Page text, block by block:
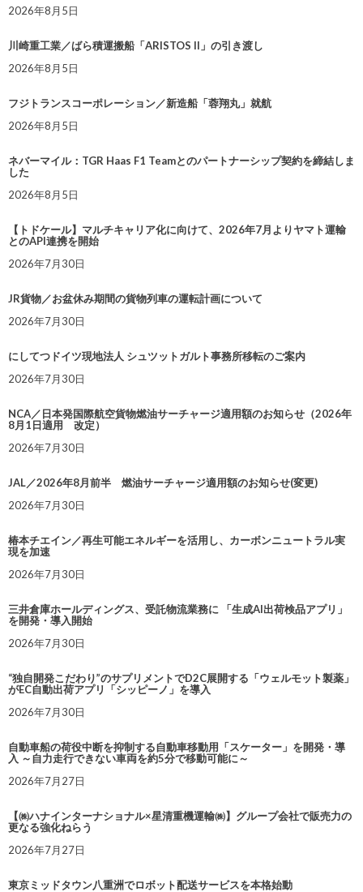
2026年8月5日
川崎重工業／ばら積運搬船「ARISTOS II」の引き渡し
2026年8月5日
フジトランスコーポレーション／新造船「蓉翔丸」就航
2026年8月5日
ネバーマイル：TGR Haas F1 Teamとのパートナーシップ契約を締結しま
した
2026年8月5日
【トドケール】マルチキャリア化に向けて、2026年7月よりヤマト運輸
とのAPI連携を開始
2026年7月30日
JR貨物／お盆休み期間の貨物列車の運転計画について
2026年7月30日
にしてつドイツ現地法人 シュツットガルト事務所移転のご案内
2026年7月30日
NCA／日本発国際航空貨物燃油サーチャージ適用額のお知らせ（2026年
8月1日適用 改定）
2026年7月30日
JAL／2026年8月前半 燃油サーチャージ適用額のお知らせ(変更)
2026年7月30日
椿本チエイン／再生可能エネルギーを活用し、カーボンニュートラル実
現を加速
2026年7月30日
三井倉庫ホールディングス、受託物流業務に 「生成AI出荷検品アプリ」
を開発・導入開始
2026年7月30日
“独自開発こだわり”のサプリメントでD2C展開する「ウェルモット製薬」
がEC自動出荷アプリ「シッピーノ」を導入
2026年7月30日
自動車船の荷役中断を抑制する自動車移動用「スケーター」を開発・導
入 ～自力走行できない車両を約5分で移動可能に～
2026年7月27日
【㈱ハナインターナショナル×星清重機運輸㈱】グループ会社で販売力の
更なる強化ねらう
2026年7月27日
東京ミッドタウン八重洲でロボット配送サービスを本格始動